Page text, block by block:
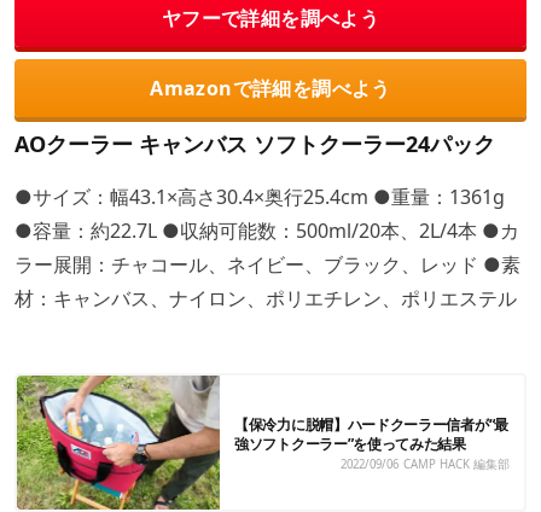
ヤフーで詳細を調べよう
Amazonで詳細を調べよう
AOクーラー キャンバス ソフトクーラー24パック
●サイズ：幅43.1×高さ30.4×奥行25.4cm ●重量：1361g
●容量：約22.7L ●収納可能数：500ml/20本、2L/4本 ●カ
ラー展開：チャコール、ネイビー、ブラック、レッド ●素
材：キャンバス、ナイロン、ポリエチレン、ポリエステル
【保冷力に脱帽】ハードクーラー信者が“最
強ソフトクーラー”を使ってみた結果
2022/09/06 CAMP HACK 編集部